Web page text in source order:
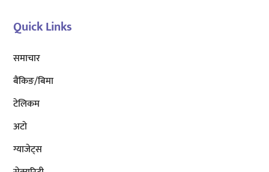
Quick Links
समाचार
बैंकिङ/बिमा
टेलिकम
अटाे
ग्याजेट्स